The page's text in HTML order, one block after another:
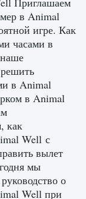
в Animal
игре. Как
часами в
в Animal
в Animal
как
Well с
вылет
мы
о
Well при